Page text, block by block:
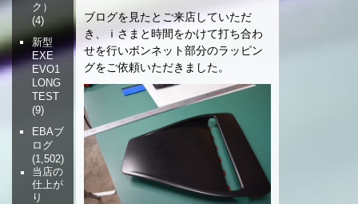
ブログを見たとご来店していただ
き、ｉさまと時間をかけて打ち合わ
せを行いボンネット部分のラッピン
グをご依頼いただきました。
ク）
(4)
新型
EXE
EVO1
LONG
TEST
(9)
EBAブ
ログ
(1,502)
当店の
仕上が
り